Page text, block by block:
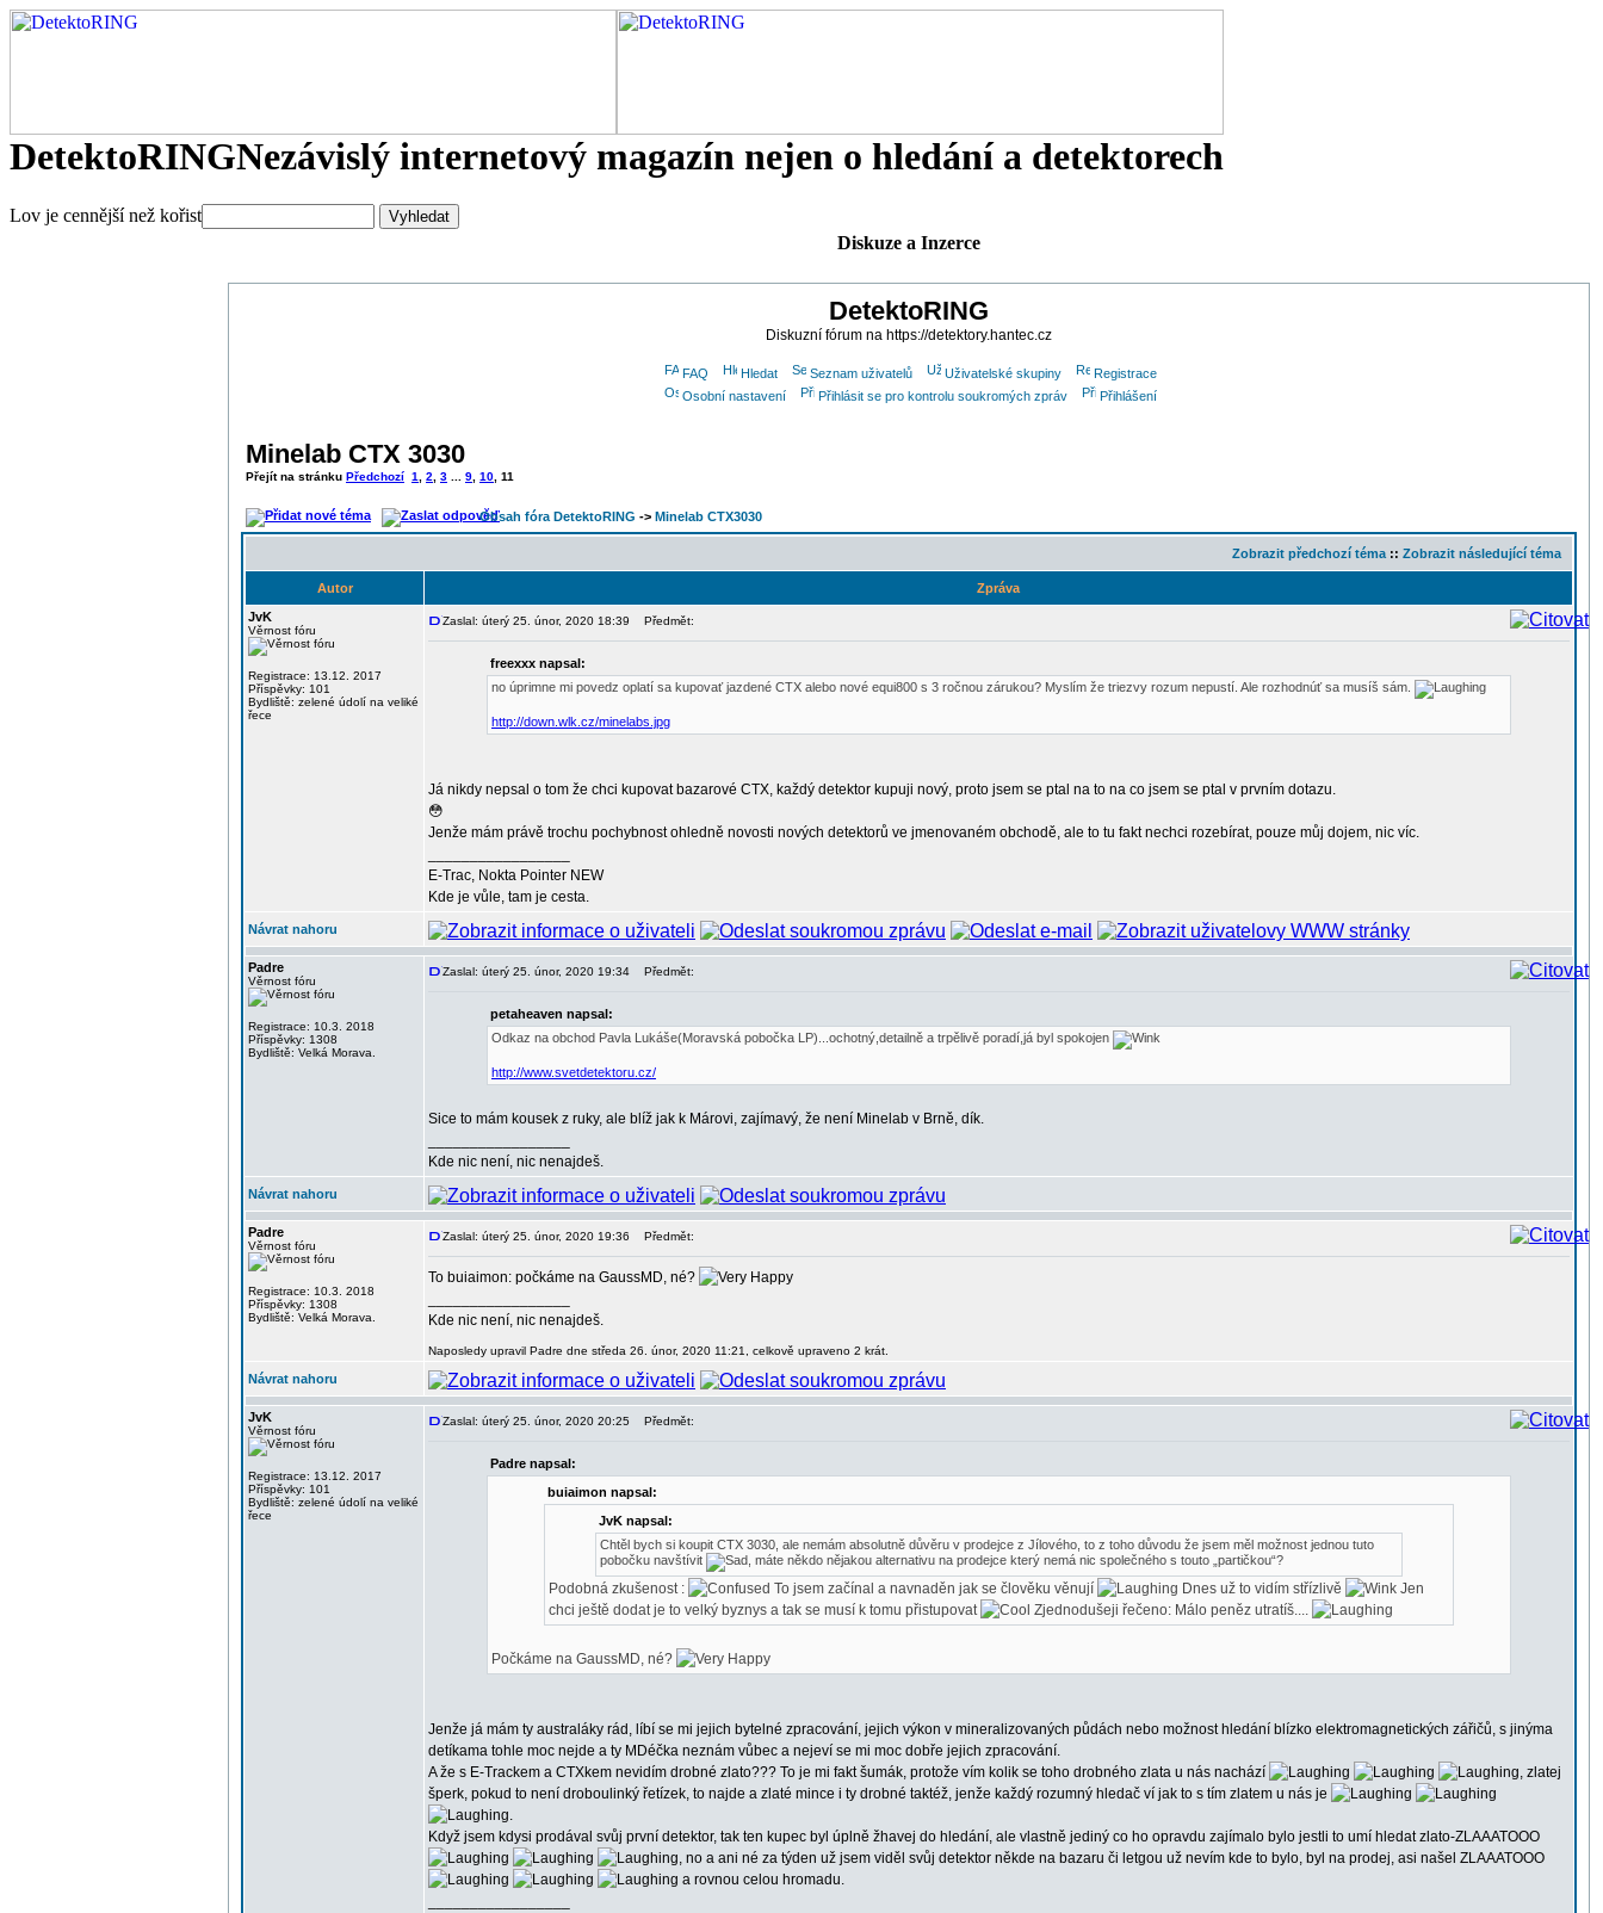
DetektoRINGNezávislý internetový magazín nejen o hledání a detektorech
Lov je cennější než kořist
Diskuze a Inzerce
DetektoRING
Diskuzní fórum na https://detektory.hantec.cz
FAQ Hledat Seznam uživatelů Uživatelské skupiny
Registrace
Osobní nastavení
Přihlásit se pro kontrolu soukromých zpráv Přihlášení
Minelab CTX 3030
Přejít na stránku Předchozí 1 2 3 9 10 11
Obsah fóra DetektoRING -> Minelab CTX3030
Zobrazit předchozí téma :: Zobrazit následující téma
Autor
Zpráva
JvK
Věrnost fóru
Registrace: 13.12. 2017
Příspěvky: 101
Bydliště: zelené údolí na veliké
řece
Zaslal: úterý 25. únor, 2020 18:39 Předmět:
freexxx napsal:
no úprimne mi povedz oplatí sa kupovať jazdené CTX alebo nové equi800 s 3 ročnou zárukou? Myslím že triezvy rozum nepustí. Ale rozhodnúť sa musíš sám.
http://down.wlk.cz/minelabs.jpg
Já nikdy nepsal o tom že chci kupovat bazarové CTX, každý detektor kupuji nový, proto jsem se ptal na to na co jsem se ptal v prvním dotazu.
😳
Jenže mám právě trochu pochybnost ohledně novosti nových detektorů ve jmenovaném obchodě, ale to tu fakt nechci rozebírat, pouze můj dojem, nic víc.
E-Trac, Nokta Pointer NEW
Kde je vůle, tam je cesta.
Návrat nahoru
Padre
Věrnost fóru
Registrace: 10.3. 2018
Příspěvky: 1308
Bydliště: Velká Morava.
Zaslal: úterý 25. únor, 2020 19:34 Předmět:
petaheaven napsal:
Odkaz na obchod Pavla Lukáše(Moravská pobočka LP)...ochotný,detailně a trpělivě poradí,já byl spokojen
http://www.svetdetektoru.cz/
Sice to mám kousek z ruky, ale blíž jak k Márovi, zajímavý, že není Minelab v Brně, dík.
Kde nic není, nic nenajdeš.
Návrat nahoru
Padre
Věrnost fóru
Registrace: 10.3. 2018
Příspěvky: 1308
Bydliště: Velká Morava.
Zaslal: úterý 25. únor, 2020 19:36 Předmět:
To buiaimon: počkáme na GaussMD, né?
Kde nic není, nic nenajdeš.
Naposledy upravil Padre dne středa 26. únor, 2020 11:21, celkově upraveno 2 krát.
Návrat nahoru
JvK
Věrnost fóru
Registrace: 13.12. 2017
Příspěvky: 101
Bydliště: zelené údolí na veliké
řece
Zaslal: úterý 25. únor, 2020 20:25 Předmět:
Padre napsal:
buiaimon napsal:
JvK napsal:
Chtěl bych si koupit CTX 3030, ale nemám absolutně důvěru v prodejce z Jílového, to z toho důvodu že jsem měl možnost jednou tuto
pobočku navštívit
, máte někdo nějakou alternativu na prodejce který nemá nic společného s touto „partičkou“?
Podobná zkušenost : To jsem začínal a navnaděn jak se člověku věnují Dnes už to vidím střízlivě
Jen
chci ještě dodat je to velký byznys a tak se musí k tomu přistupovat
Zjednodušeji řečeno: Málo peněz utratíš....
Počkáme na GaussMD, né?
Jenže já mám ty australáky rád, líbí se mi jejich bytelné zpracování, jejich výkon v mineralizovaných půdách nebo možnost hledání blízko elektromagnetických zářičů, s jinýma
detíkama tohle moc nejde a ty MDéčka neznám vůbec a nejeví se mi moc dobře jejich zpracování.
A že s E-Trackem a CTXkem nevidím drobné zlato??? To je mi fakt šumák, protože vím kolik se toho drobného zlata u nás nachází
, zlatej
šperk, pokud to není droboulinký řetízek, to najde a zlaté mince i ty drobné taktéž, jenže každý rozumný hledač ví jak to s tím zlatem u nás je
.
Když jsem kdysi prodával svůj první detektor, tak ten kupec byl úplně žhavej do hledání, ale vlastně jediný co ho opravdu zajímalo bylo jestli to umí hledat zlato-ZLAAATOOO
, no a ani né za týden už jsem viděl svůj detektor někde na bazaru či letgou už nevím kde to bylo, byl na prodej, asi našel ZLAAATOOO
a rovnou celou hromadu.